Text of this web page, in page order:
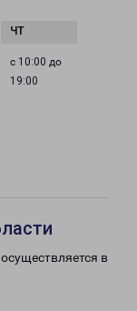
с 10:00 до
19:00
в